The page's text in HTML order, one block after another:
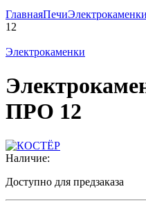
ГлавнаяПечиЭлектрокаменки
12
Электрокаменки
ПРО 12
Наличие:
Доступно для предзаказа